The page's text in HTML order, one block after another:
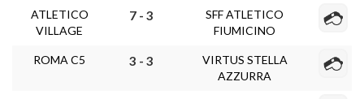
ATLETICO
VILLAGE
7 - 3
SFF ATLETICO
FIUMICINO
ROMA C5 3 - 3
VIRTUS STELLA
AZZURRA